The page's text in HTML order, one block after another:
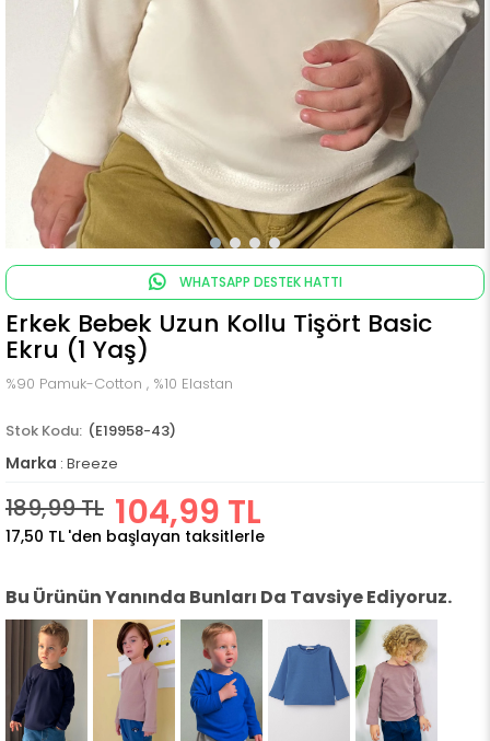
WHATSAPP DESTEK HATTI
Erkek Bebek Uzun Kollu Tişört Basic
Ekru (1 Yaş)
%90 Pamuk-Cotton , %10 Elastan
(E19958-43)
Marka : Breeze
189,99 TL 104,99 TL
17,50 TL 'den başlayan taksitlerle
Bu Ürünün Yanında Bunları Da Tavsiye Ediyoruz.